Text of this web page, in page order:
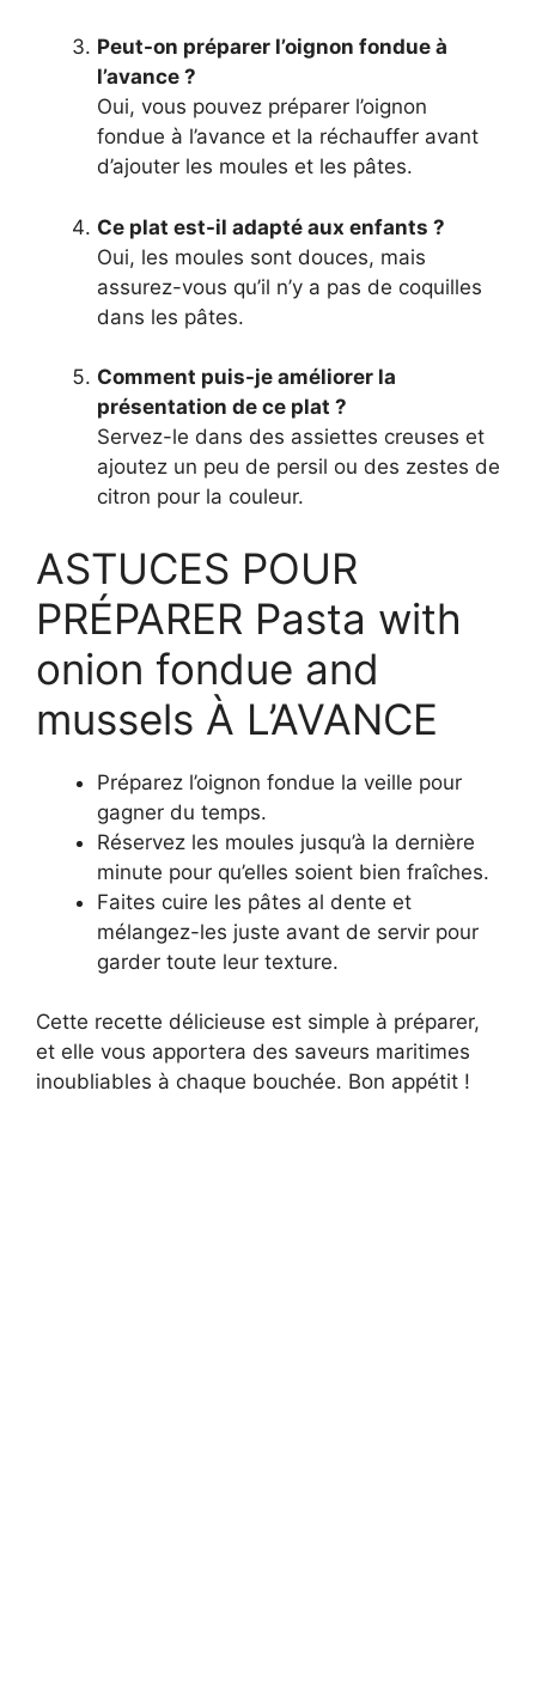
Peut-on préparer l’oignon fondue à
l’avance ?
Oui, vous pouvez préparer l’oignon
fondue à l’avance et la réchauffer avant
d’ajouter les moules et les pâtes.
Ce plat est-il adapté aux enfants ?
Oui, les moules sont douces, mais
assurez-vous qu’il n’y a pas de coquilles
dans les pâtes.
Comment puis-je améliorer la
présentation de ce plat ?
Servez-le dans des assiettes creuses et
ajoutez un peu de persil ou des zestes de
citron pour la couleur.
ASTUCES POUR
PRÉPARER Pasta with
onion fondue and
mussels À L’AVANCE
Préparez l’oignon fondue la veille pour
gagner du temps.
Réservez les moules jusqu’à la dernière
minute pour qu’elles soient bien fraîches.
Faites cuire les pâtes al dente et
mélangez-les juste avant de servir pour
garder toute leur texture.
Cette recette délicieuse est simple à préparer,
et elle vous apportera des saveurs maritimes
inoubliables à chaque bouchée. Bon appétit !